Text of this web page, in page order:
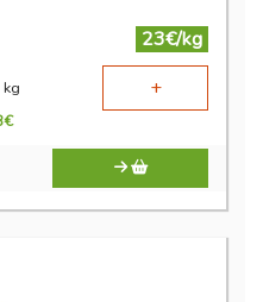
23€/kg
kg +
€